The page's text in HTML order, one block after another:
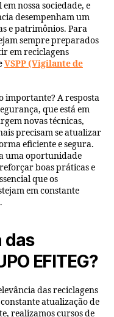
nossa sociedade, e
desempenham um
e patrimônios. Para
sempre preparados
em reciclagens
VSPP (Vigilante de
importante? A resposta
que está em
novas técnicas,
precisam se atualizar
eficiente e segura.
uma oportunidade
boas práticas e
que os
em constante
das
EFITEG?
das reciclagens
atualização de
realizamos cursos de